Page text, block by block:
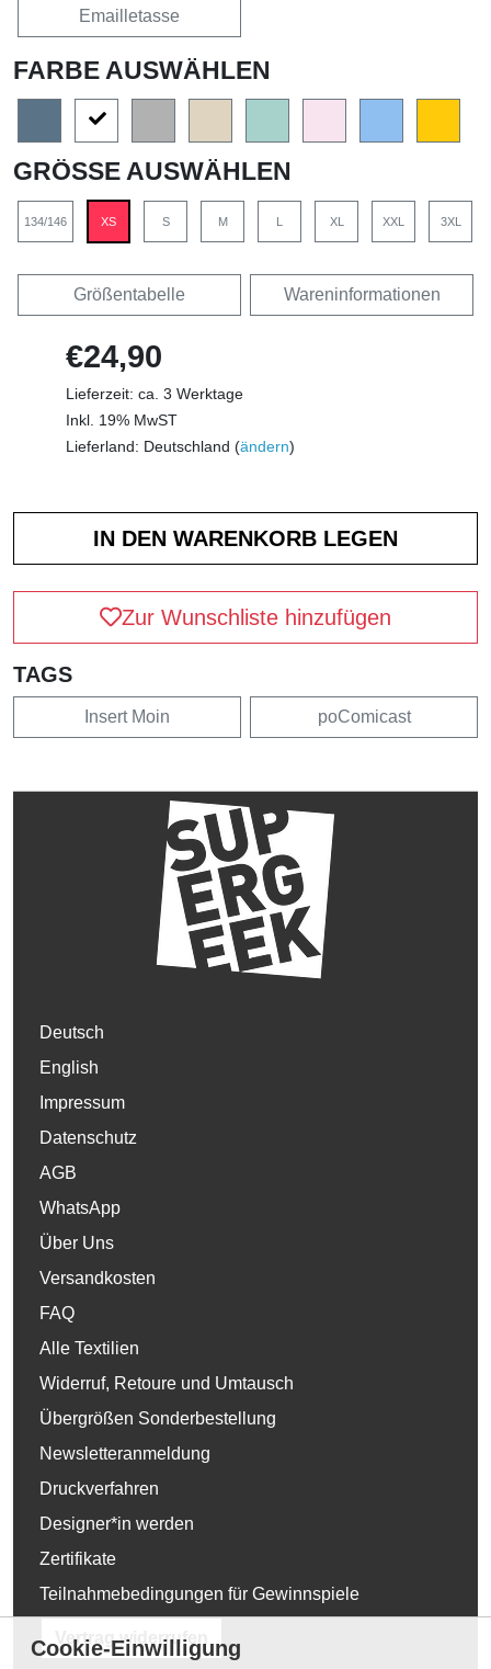
Emailletasse
FARBE AUSWÄHLEN
GRÖSSE AUSWÄHLEN
134/146 XS S M L XL XXL 3XL
Größentabelle Wareninformationen
€24,90
Lieferzeit: ca. 3 Werktage
Inkl. 19% MwST
Lieferland: Deutschland (ändern)
Zur Wunschliste hinzufügen
TAGS
Insert Moin poComicast
Deutsch
English
Impressum
Datenschutz
AGB
WhatsApp
Über Uns
Versandkosten
FAQ
Alle Textilien
Widerruf, Retoure und Umtausch
Übergrößen Sonderbestellung
Newsletteranmeldung
Druckverfahren
Designer*in werden
Zertifikate
Teilnahmebedingungen für Gewinnspiele
Vertrag widerrufen
Cookie-Einwilligung